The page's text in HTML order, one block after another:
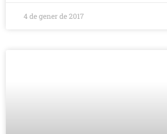
4 de gener de 2017